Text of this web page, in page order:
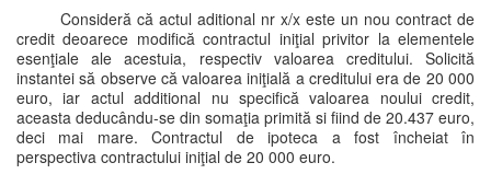
Consideră că actul aditional nr x/x este un nou contract de
credit deoarece modifică contractul iniţial privitor la elementele
esenţiale ale acestuia, respectiv valoarea creditului. Solicită
instantei să observe că valoarea iniţială a creditului era de 20 000
euro, iar actul additional nu specifică valoarea noului credit,
aceasta deducându-se din somaţia primită si fiind de 20.437 euro,
deci mai mare. Contractul de ipoteca a fost încheiat în
perspectiva contractului iniţial de 20 000 euro.